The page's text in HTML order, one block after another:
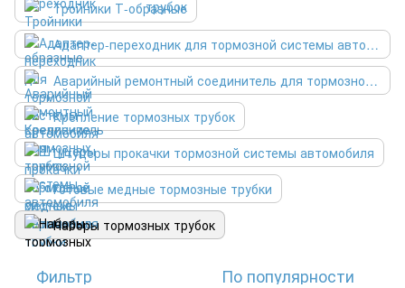
Тройники Т-образные
Адаптер-переходник для тормозной системы автомобиля
Аварийный ремонтный соединитель для тормозной системы автомобиля
Крепление тормозных трубок
Штуцеры прокачки тормозной системы автомобиля
Готовые медные тормозные трубки
Наборы тормозных трубок
Фильтр По популярности